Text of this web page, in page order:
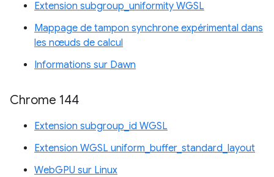
Extension subgroup_uniformity WGSL
Mappage de tampon synchrone expérimental dans
les nœuds de calcul
Informations sur Dawn
Chrome 144
Extension subgroup_id WGSL
Extension WGSL uniform_buffer_standard_layout
WebGPU sur Linux